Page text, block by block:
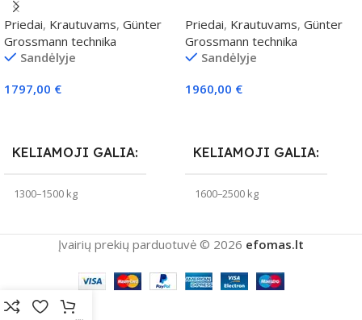
kg klasei
Priedai, Krautuvams, Günter
Grossmann technika
Sandėlyje
1797,00 €
KELIAMOJI GALIA
1300–1500 kg
Priedai, Krautuvams, Günter
Grossmann technika
Sandėlyje
1960,00 €
KELIAMOJI GALIA
1600–2500 kg
Įvairių prekių parduotuvė © 2026 efomas.lt